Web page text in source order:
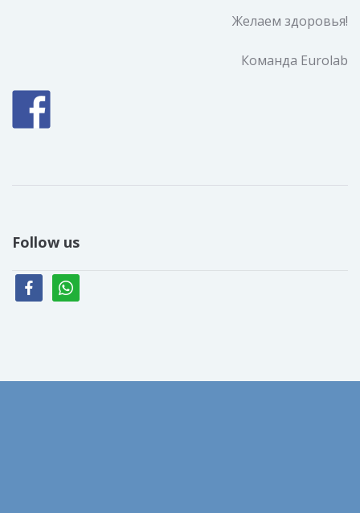
Желаем здоровья!
Команда Eurolab
Follow us
facebookwhatsapp